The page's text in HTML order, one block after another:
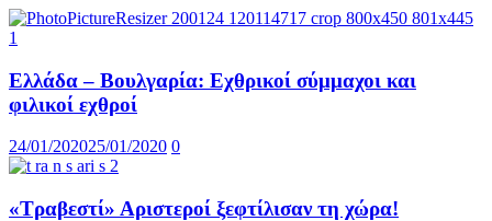
Ελλάδα – Βουλγαρία: Εχθρικοί σύμμαχοι και
φιλικοί εχθροί
24/01/202025/01/2020 0
«Τραβεστί» Αριστεροί ξεφτίλισαν τη χώρα!